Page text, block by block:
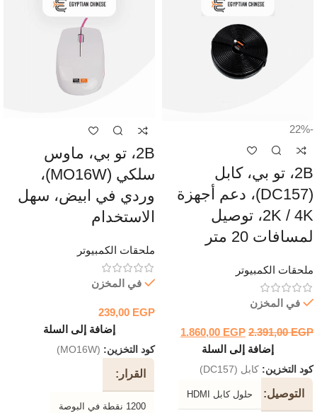
-22%
2B، تو بي، كابل
(DC157)، دعم أجهزة
2K / 4K، توصيل
لمسافات 20 متر
ملحقات الكمبيوتر
في المخزن
2.391,00EGP
1.860,00 EGP
إضافة إلى السلة
كود التخزين: كابل (DC157)
التوصيل حلول كابل HDMI
2B، تو بي، ماوس
سلكي (MO16W)،
وردي في ابيض، سهل
الاستخدام
ملحقات الكمبيوتر
في المخزن
239,00 EGP
إضافة إلى السلة
كود التخزين: (MO16W)
القرار
1200 نقطة في البوصة